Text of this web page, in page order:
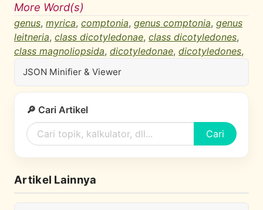
More Word(s)
genus, myrica, comptonia, genus comptonia, genus
leitneria, class dicotyledonae, class dicotyledones,
class magnoliopsida, dicotyledonae, dicotyledones,
JSON Minifier & Viewer
🔎 Cari Artikel
Cari
Artikel Lainnya